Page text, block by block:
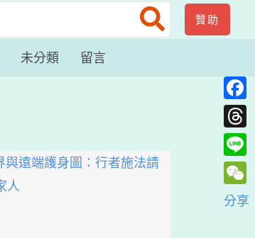
贊助
未分類 留言
Line
分享